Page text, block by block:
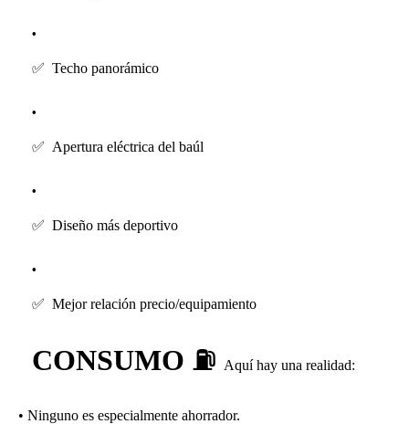
✅ Techo panorámico
✅ Apertura eléctrica del baúl
✅ Diseño más deportivo
✅ Mejor relación precio/equipamiento
CONSUMO ⛽ Aquí hay una realidad:
• Ninguno es especialmente ahorrador.